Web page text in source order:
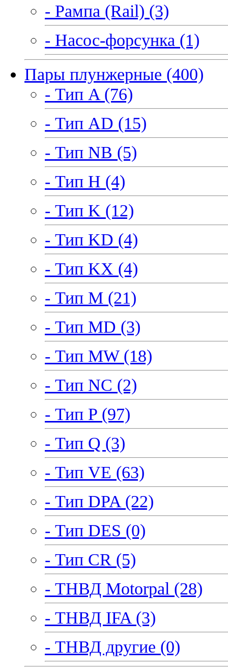
- Рампа (Rail) (3)
- Насос-форсунка (1)
Пары плунжерные (400)
- Тип A (76)
- Тип AD (15)
- Тип NB (5)
- Тип H (4)
- Тип K (12)
- Тип KD (4)
- Тип KX (4)
- Тип M (21)
- Тип MD (3)
- Тип MW (18)
- Тип NC (2)
- Тип P (97)
- Тип Q (3)
- Тип VE (63)
- Тип DPA (22)
- Тип DES (0)
- Тип CR (5)
- ТНВД Motorpal (28)
- ТНВД IFA (3)
- ТНВД другие (0)